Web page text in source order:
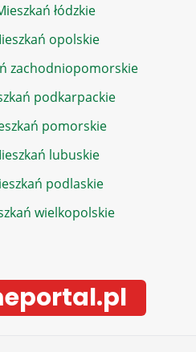
łódzkie
opolskie
zachodniopomorskie
podkarpackie
pomorskie
lubuskie
podlaskie
wielkopolskie